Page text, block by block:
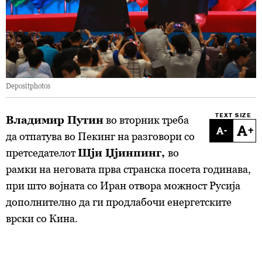
Depositphotos
TEXT SIZE
- +
Владимир Путинво вторник треба
да отпатува во Пекинг на разговори со
претседателотШји Џјинпинг, во
рамки на неговата прва странска посета годинава,
при што војната со Иран отвора можност Русија
дополнително да ги продлабочи енергетските
врски со Кина.